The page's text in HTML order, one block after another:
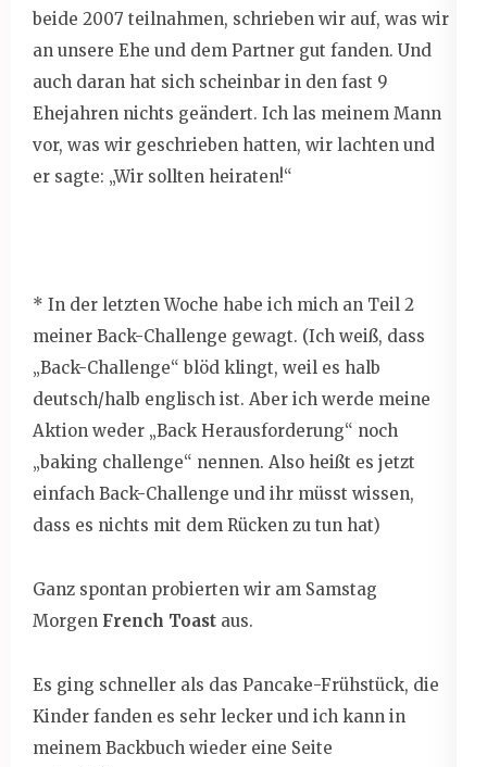
beide 2007 teilnahmen, schrieben wir auf, was wir
an unsere Ehe und dem Partner gut fanden. Und
auch daran hat sich scheinbar in den fast 9
Ehejahren nichts geändert. Ich las meinem Mann
vor, was wir geschrieben hatten, wir lachten und
er sagte: „Wir sollten heiraten!“
* In der letzten Woche habe ich mich an Teil 2
meiner Back-Challenge gewagt. (Ich weiß, dass
„Back-Challenge“ blöd klingt, weil es halb
deutsch/halb englisch ist. Aber ich werde meine
Aktion weder „Back Herausforderung“ noch
„baking challenge“ nennen. Also heißt es jetzt
einfach Back-Challenge und ihr müsst wissen,
dass es nichts mit dem Rücken zu tun hat)
Ganz spontan probierten wir am Samstag
Morgen French Toast aus.
Es ging schneller als das Pancake-Frühstück, die
Kinder fanden es sehr lecker und ich kann in
meinem Backbuch wieder eine Seite